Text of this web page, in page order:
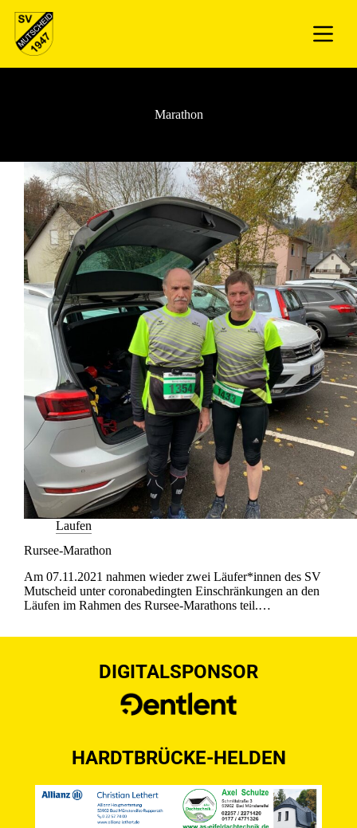
Marathon
Laufen
Rursee-Marathon
Am 07.11.2021 nahmen wieder zwei Läufer*innen des SV
Mutscheid unter coronabedingten Einschränkungen an den
Läufen im Rahmen des Rursee-Marathons teil.…
DIGITALSPONSOR
HARDTBRÜCKE-HELDEN